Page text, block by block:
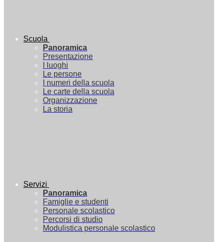
Scuola
Panoramica
Presentazione
I luoghi
Le persone
I numeri della scuola
Le carte della scuola
Organizzazione
La storia
Servizi
Panoramica
Famiglie e studenti
Personale scolastico
Percorsi di studio
Modulistica personale scolastico